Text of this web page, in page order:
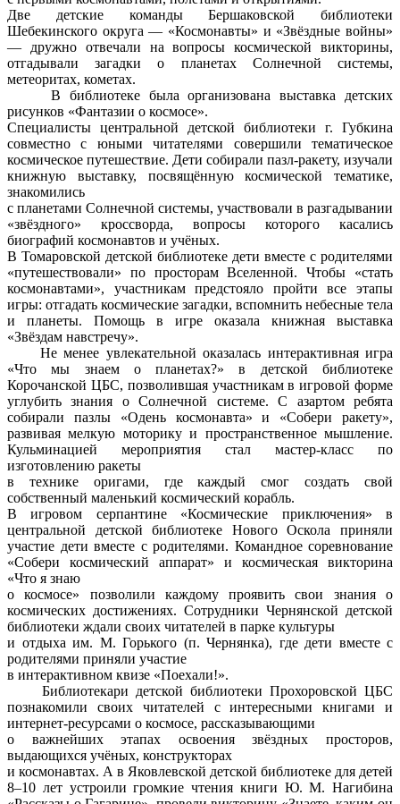
Две детские команды Бершаковской библиотеки
Шебекинского округа — «Космонавты» и «Звёздные войны»
— дружно отвечали на вопросы космической викторины,
отгадывали загадки о планетах Солнечной системы,
метеоритах, кометах.
В библиотеке была организована выставка детских
рисунков «Фантазии о космосе».
Специалисты центральной детской библиотеки г. Губкина
совместно с юными читателями совершили тематическое
космическое путешествие. Дети собирали пазл-ракету, изучали
книжную выставку, посвящённую космической тематике,
знакомились
с планетами Солнечной системы, участвовали в разгадывании
«звёздного» кроссворда, вопросы которого касались
биографий космонавтов и учёных.
В Томаровской детской библиотеке дети вместе с родителями
«путешествовали» по просторам Вселенной. Чтобы «стать
космонавтами», участникам предстояло пройти все этапы
игры: отгадать космические загадки, вспомнить небесные тела
и планеты. Помощь в игре оказала книжная выставка
«Звёздам навстречу».
Не менее увлекательной оказалась интерактивная игра
«Что мы знаем о планетах?» в детской библиотеке
Корочанской ЦБС, позволившая участникам в игровой форме
углубить знания о Солнечной системе. С азартом ребята
собирали пазлы «Одень космонавта» и «Собери ракету»,
развивая мелкую моторику и пространственное мышление.
Кульминацией мероприятия стал мастер-класс по
изготовлению ракеты
в технике оригами, где каждый смог создать свой
собственный маленький космический корабль.
В игровом серпантине «Космические приключения» в
центральной детской библиотеке Нового Оскола приняли
участие дети вместе с родителями. Командное соревнование
«Собери космический аппарат» и космическая викторина
«Что я знаю
о космосе» позволили каждому проявить свои знания о
космических достижениях. Сотрудники Чернянской детской
библиотеки ждали своих читателей в парке культуры
и отдыха им. М. Горького (п. Чернянка), где дети вместе с
родителями приняли участие
в интерактивном квизе «Поехали!».
Библиотекари детской библиотеки Прохоровской ЦБС
познакомили своих читателей с интересными книгами и
интернет-ресурсами о космосе, рассказывающими
о важнейших этапах освоения звёздных просторов,
выдающихся учёных, конструкторах
и космонавтах. А в Яковлевской детской библиотеке для детей
8–10 лет устроили громкие чтения книги Ю. М. Нагибина